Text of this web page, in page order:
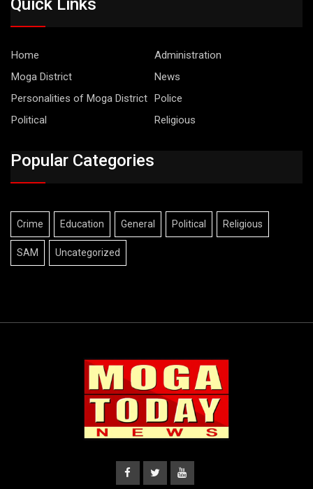
Quick Links
Home
Administration
Moga District
News
Personalities of Moga District
Police
Political
Religious
Popular Categories
Crime Education General Political Religious
SAM Uncategorized